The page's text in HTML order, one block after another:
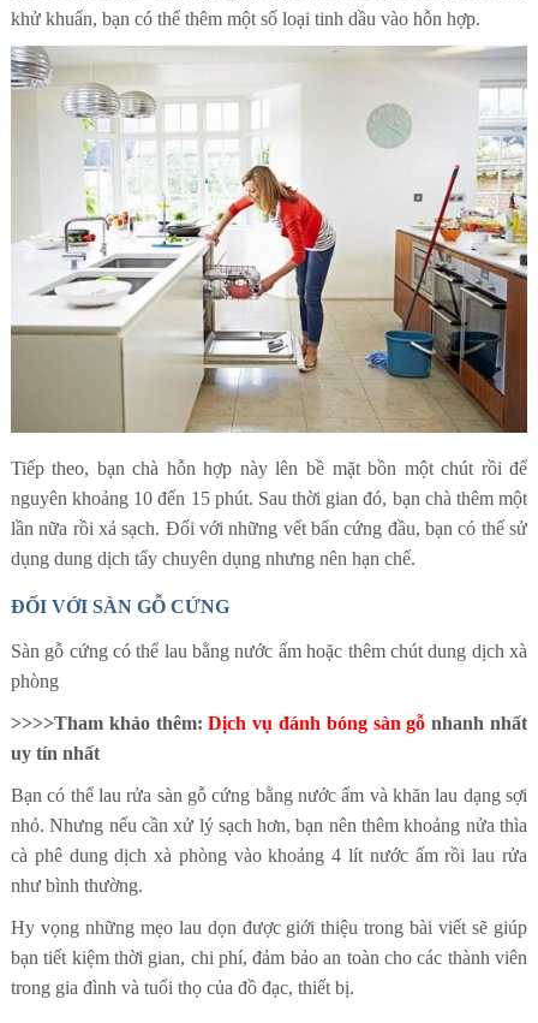
khử khuẩn, bạn có thể thêm một số loại tinh dầu vào hỗn hợp.
Tiếp theo, bạn chà hỗn hợp này lên bề mặt bồn một chút rồi để
nguyên khoảng 10 đến 15 phút. Sau thời gian đó, bạn chà thêm một
lần nữa rồi xả sạch. Đối với những vết bẩn cứng đầu, bạn có thể sử
dụng dung dịch tẩy chuyên dụng nhưng nên hạn chế.
ĐỐI VỚI SÀN GỖ CỨNG
Sàn gỗ cứng có thể lau bằng nước ấm hoặc thêm chút dung dịch xà
phòng
>>>>Tham khảo thêm:Dịch vụ đánh bóng sàn gỗ nhanh nhất
uy tín nhất
Bạn có thể lau rửa sàn gỗ cứng bằng nước ấm và khăn lau dạng sợi
nhỏ. Nhưng nếu cần xử lý sạch hơn, bạn nên thêm khoảng nửa thìa
cà phê dung dịch xà phòng vào khoảng 4 lít nước ấm rồi lau rửa
như bình thường.
Hy vọng những mẹo lau dọn được giới thiệu trong bài viết sẽ giúp
bạn tiết kiệm thời gian, chi phí, đảm bảo an toàn cho các thành viên
trong gia đình và tuổi thọ của đồ đạc, thiết bị.